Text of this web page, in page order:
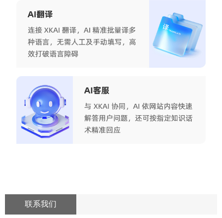
联系我们